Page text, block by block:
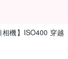
相機】ISO400 穿越